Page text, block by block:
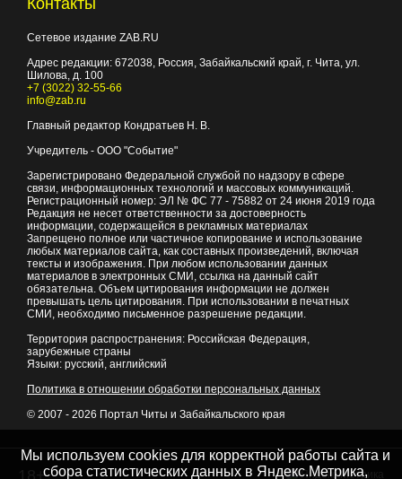
Сетевое издание ZAB.RU
Адрес редакции: 672038 , Россия, Забайкальский край, г. Чита ул.
Шилова, д. 100
+7 (3022) 32-55-66
info@zab.ru
Главный редактор Кондратьев Н. В.
Учредитель - ООО "Событие"
Зарегистрировано Федеральной службой по надзору в сфере
связи, информационных технологий и массовых коммуникаций.
Регистрационный номер: ЭЛ № ФС 77 - 75882 от 24 июня 2019 года
Редакция не несет ответственности за достоверность
информации, содержащейся в рекламных материалах
Запрещено полное или частичное копирование и использование
любых материалов сайта, как составных произведений, включая
тексты и изображения. При любом использовании данных
материалов в электронных СМИ, ссылка на данный сайт
обязательна. Объем цитирования информации не должен
превышать цель цитирования. При использовании в печатных
СМИ, необходимо письменное разрешение редакции.
Территория распространения: Российская Федерация,
зарубежные страны
Языки: русский, английский
Политика в отношении обработки персональных данных
© 2007 - 2026 Портал Читы и Забайкальского края
18+
Мы используем cookies для корректной работы сайта и
сбора статистических данных в Яндекс.Метрика,